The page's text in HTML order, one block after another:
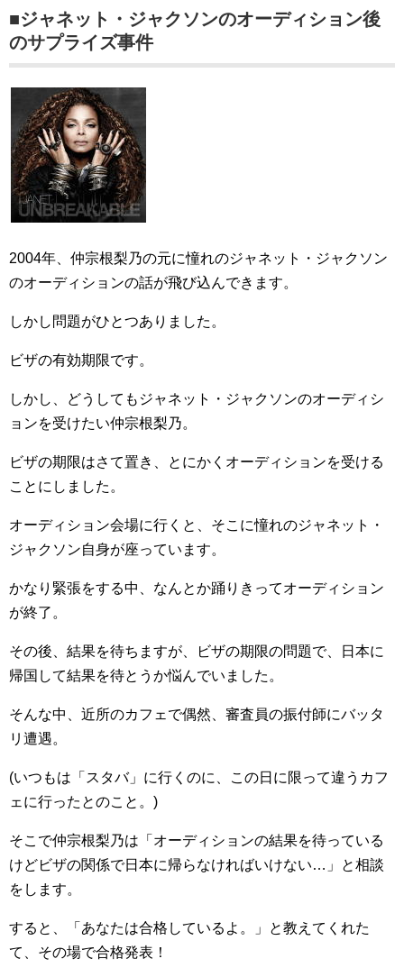
■ジャネット・ジャクソンのオーディション後
のサプライズ事件
2004年、仲宗根梨乃の元に憧れのジャネット・ジャクソン
のオーディションの話が飛び込んできます。
しかし問題がひとつありました。
ビザの有効期限です。
しかし、どうしてもジャネット・ジャクソンのオーディシ
ョンを受けたい仲宗根梨乃。
ビザの期限はさて置き、とにかくオーディションを受ける
ことにしました。
オーディション会場に行くと、そこに憧れのジャネット・
ジャクソン自身が座っています。
かなり緊張をする中、なんとか踊りきってオーディション
が終了。
その後、結果を待ちますが、ビザの期限の問題で、日本に
帰国して結果を待とうか悩んでいました。
そんな中、近所のカフェで偶然、審査員の振付師にバッタ
リ遭遇。
(いつもは「スタバ」に行くのに、この日に限って違うカフ
ェに行ったとのこと。)
そこで仲宗根梨乃は「オーディションの結果を待っている
けどビザの関係で日本に帰らなければいけない…」と相談
をします。
すると、「あなたは合格しているよ。」と教えてくれた
て、その場で合格発表！